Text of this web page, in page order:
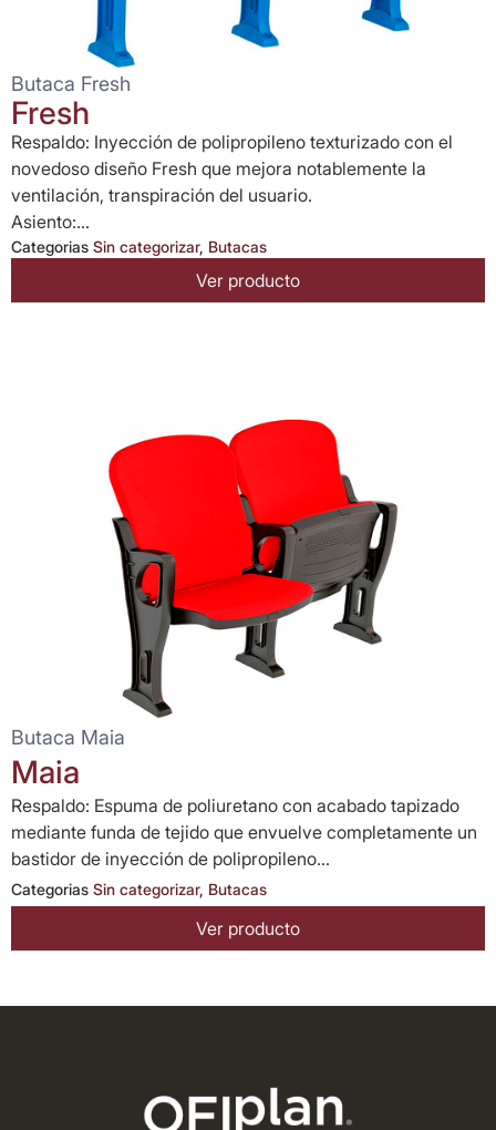
Butaca Fresh
Fresh
Respaldo: Inyección de polipropileno texturizado con el
novedoso diseño Fresh que mejora notablemente la
ventilación, transpiración del usuario.
Asiento:...
Categorias Sin categorizar, Butacas
Ver producto
Butaca Maia
Maia
Respaldo: Espuma de poliuretano con acabado tapizado
mediante funda de tejido que envuelve completamente un
bastidor de inyección de polipropileno...
Categorias Sin categorizar, Butacas
Ver producto